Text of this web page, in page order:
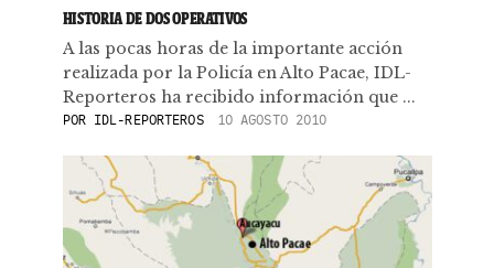
HISTORIA DE DOS OPERATIVOS
A las pocas horas de la importante acción
realizada por la Policía en Alto Pacae, IDL-
Reporteros ha recibido información que ...
POR IDL-REPORTEROS 10 AGOSTO 2010